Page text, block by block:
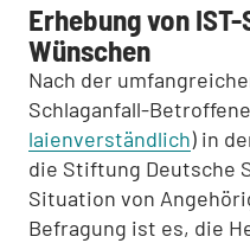
Erhebung von
Wünschen
Nach der
Schlaganfall-
laienverständlich) in
die Stiftung Deutsche
Situation von
Befragung ist es, die